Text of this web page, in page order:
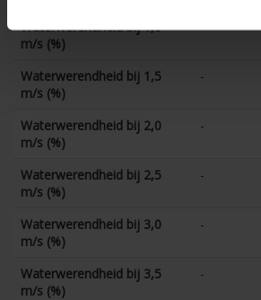
Waterwerendheid bij 1,0
m/s (%)
-
Waterwerendheid bij 1,5
m/s (%)
-
Waterwerendheid bij 2,0
m/s (%)
-
Waterwerendheid bij 2,5
m/s (%)
-
Waterwerendheid bij 3,0
m/s (%)
-
Waterwerendheid bij 3,5
m/s (%)
-